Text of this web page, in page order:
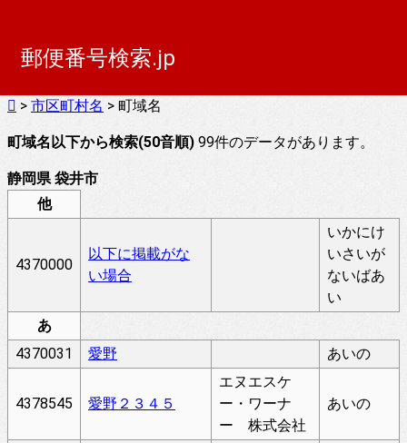
郵便番号検索.jp
> 市区町村名 > 町域名
町域名以下から検索(50音順) 99件のデータがあります。
静岡県 袋井市
他
4370000
以下に掲載がな
い場合
いかにけ
いさいが
ないばあ
い
あ
4370031
愛野 あいの
4378545 愛野２３４５
エヌエスケ
ー・ワーナ
ー 株式会社
あいの